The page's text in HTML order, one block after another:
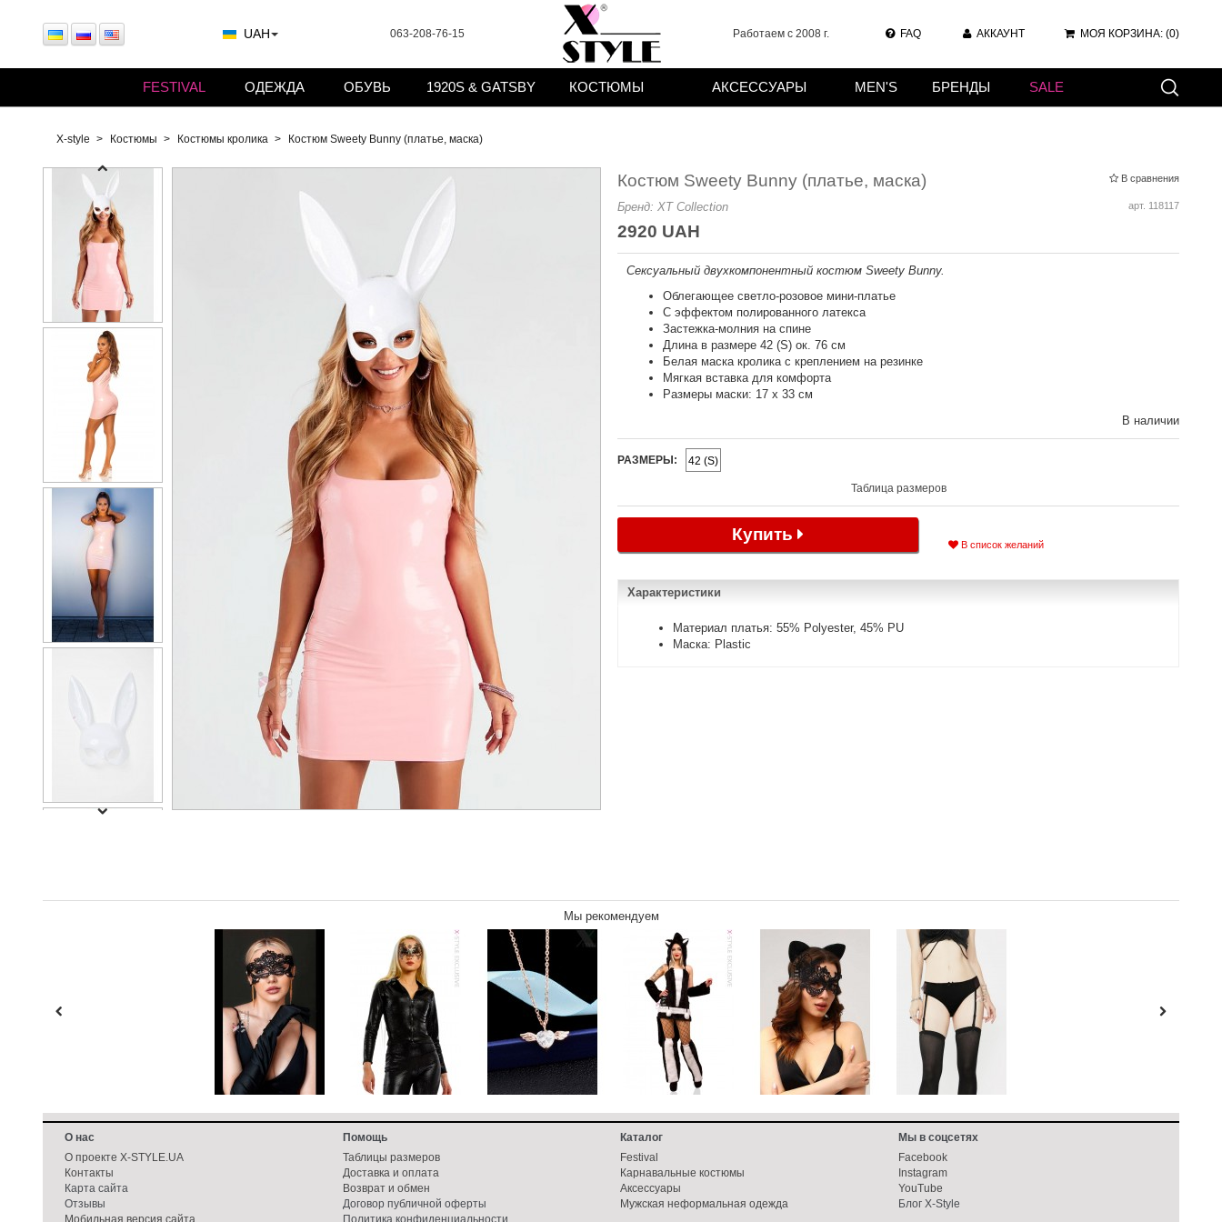
UAH 063-208-76-15 Работаем с 2008 г. FAQ АККАУНТ МОЯ КОРЗИНА: (0)
X-style Костюмы Костюмы кролика Костюм Sweety Bunny (платье, маска)
В сравнения
Костюм Sweety Bunny (платье, маска)
арт. 118117
Бренд: XT Collection
2920 UAH
Сексуальный двухкомпонентный костюм Sweety Bunny.
Облегающее светло-розовое мини-платье
С эффектом полированного латекса
Застежка-молния на спине
Длина в размере 42 (S) ок. 76 см
Белая маска кролика с креплением на резинке
Мягкая вставка для комфорта
Размеры маски: 17 х 33 см
В наличии
РАЗМЕРЫ: 42 (S)
Таблица размеров
Купить
В список желаний
Характеристики
Материал платья: 55% Polyester, 45% PU
Маска: Plastic
Мы рекомендуем
FESTIVAL ОДЕЖДА ОБУВЬ 1920S & GATSBY КОСТЮМЫ АКСЕССУАРЫ MEN'S БРЕНДЫ SALE
О нас
О проекте X-STYLE.UA
Контакты
Карта сайта
Отзывы
Мобильная версия сайта
Помощь
Таблицы размеров
Доставка и оплата
Возврат и обмен
Договор публичной оферты
Политика конфиденциальности
Каталог
Festival
Карнавальные костюмы
Аксессуары
Мужская неформальная одежда
Мы в соцсетях
Facebook
Instagram
YouTube
Блог X-Style